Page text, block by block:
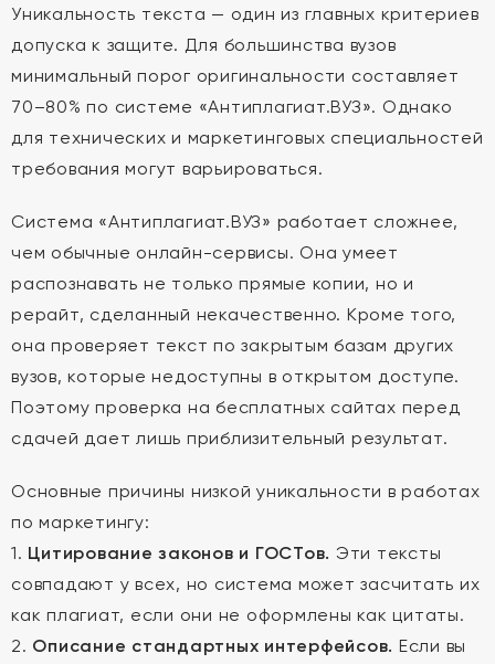
Уникальность текста — один из главных критериев
допуска к защите. Для большинства вузов
минимальный порог оригинальности составляет
70–80% по системе «Антиплагиат.ВУЗ». Однако
для технических и маркетинговых специальностей
требования могут варьироваться.
Система «Антиплагиат.ВУЗ» работает сложнее,
чем обычные онлайн-сервисы. Она умеет
распознавать не только прямые копии, но и
рерайт, сделанный некачественно. Кроме того,
она проверяет текст по закрытым базам других
вузов, которые недоступны в открытом доступе.
Поэтому проверка на бесплатных сайтах перед
сдачей дает лишь приблизительный результат.
Основные причины низкой уникальности в работах
по маркетингу:
1. Цитирование законов и ГОСТов. Эти тексты
совпадают у всех, но система может засчитать их
как плагиат, если они не оформлены как цитаты.
2. Описание стандартных интерфейсов. Если вы